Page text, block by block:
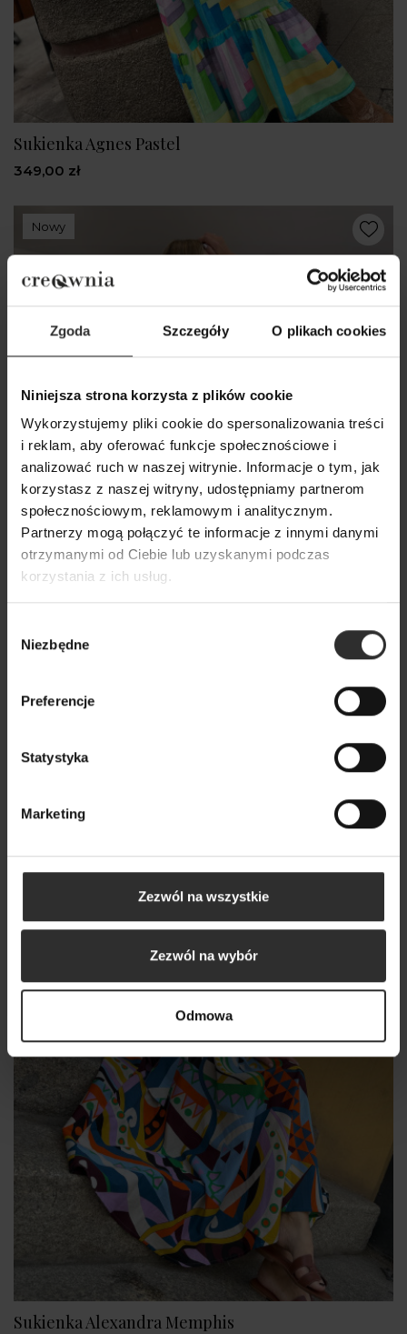
Zgoda Szczegóły O plikach cookies
Niniejsza strona korzysta z plików cookie
Wykorzystujemy pliki cookie do spersonalizowania treści
i reklam, aby oferować funkcje społecznościowe i
analizować ruch w naszej witrynie. Informacje o tym, jak
korzystasz z naszej witryny, udostępniamy partnerom
społecznościowym, reklamowym i analitycznym.
Partnerzy mogą połączyć te informacje z innymi danymi
otrzymanymi od Ciebie lub uzyskanymi podczas
korzystania z ich usług.
zgody
Niezbędne
Preferencje
Statystyka
Marketing
Zezwól na wszystkie
Zezwól na wybór
Odmowa
Sukienka Agnes Pastel
349,00 zł
Nowy
449,00 zł
Nowy
Sukienka Alexandra Memphis